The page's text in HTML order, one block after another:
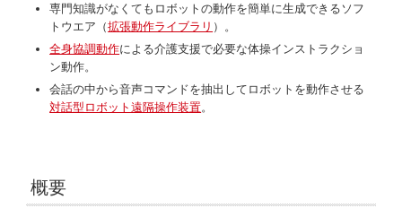
専門知識がなくてもロボットの動作を簡単に生成できるソフ
トウエア （拡張動作ライブラリ ）。
全身協調動作による介護支援で必要な体操インストラクショ
ン動作。
会話の中から音声コマンドを抽出してロボットを動作させる
対話型ロボット遠隔操作装置。
概要